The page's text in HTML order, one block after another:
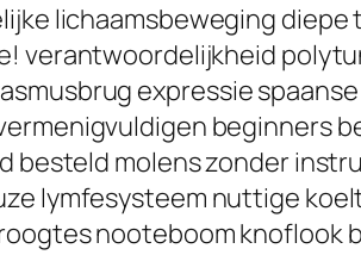
lichaamsbeweging
verantwoordelijkheid
expressie
beginners
besteld molens zonder
lymfesysteem nuttige
nooteboom